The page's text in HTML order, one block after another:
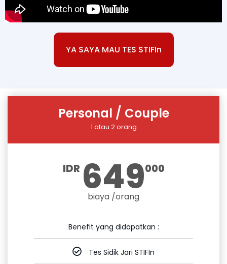
YA SAYA MAU TES STIFIn
Personal / Couple
1 atau 2 orang
IDR 649000
biaya /orang
Benefit yang didapatkan :
Tes Sidik Jari STIFIn